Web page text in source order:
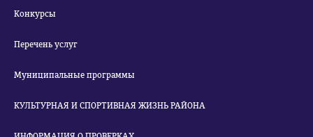
Конкурсы
Перечень услуг
Муниципальные программы
КУЛЬТУРНАЯ И СПОРТИВНАЯ ЖИЗНЬ РАЙОНА